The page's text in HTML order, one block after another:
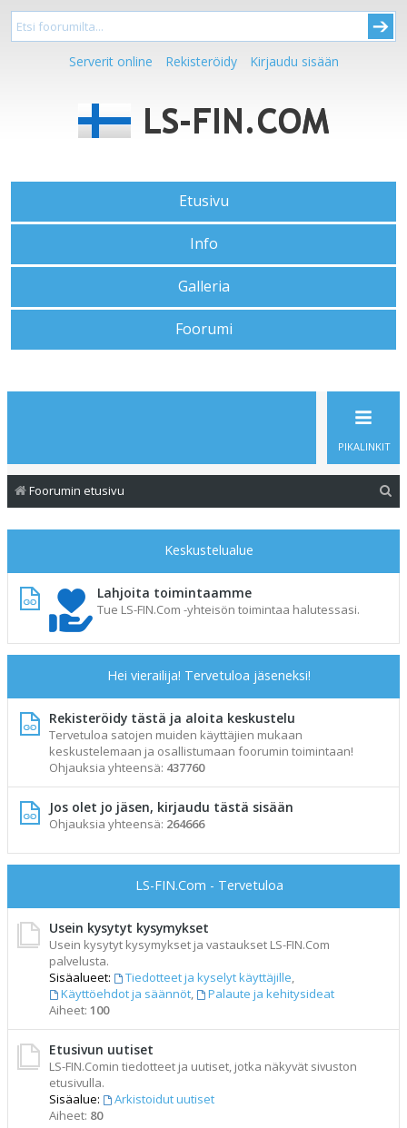
Serverit online Rekisteröidy Kirjaudu sisään
Etusivu
Info
Galleria
Foorumi
PIKALINKIT
Foorumin etusivu
Keskustelualue
Lahjoita toimintaamme
Tue LS-FIN.Com -yhteisön toimintaa halutessasi.
Hei vierailija! Tervetuloa jäseneksi!
Rekisteröidy tästä ja aloita keskustelu
Tervetuloa satojen muiden käyttäjien mukaan
keskustelemaan ja osallistumaan foorumin toimintaan!
Ohjauksia yhteensä: 437760
Jos olet jo jäsen, kirjaudu tästä sisään
Ohjauksia yhteensä: 264666
LS-FIN.Com - Tervetuloa
Usein kysytyt kysymykset
Usein kysytyt kysymykset ja vastaukset LS-FIN.Com
palvelusta.
Sisäalueet:
Tiedotteet ja kyselyt käyttäjille,
Käyttöehdot ja säännöt,
Palaute ja kehitysideat
Aiheet: 100
Etusivun uutiset
LS-FIN.Comin tiedotteet ja uutiset, jotka näkyvät sivuston
etusivulla.
Sisäalue:
Arkistoidut uutiset
Aiheet: 80